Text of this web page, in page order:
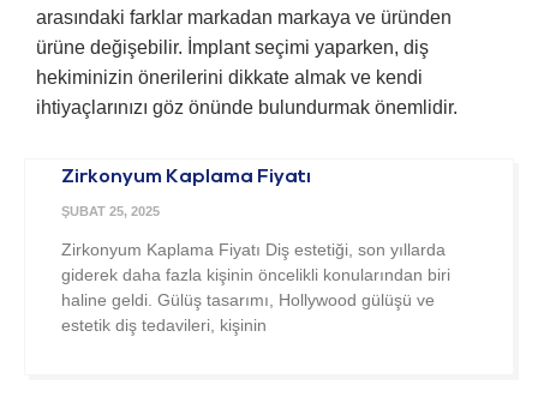
arasındaki farklar markadan markaya ve üründen
ürüne değişebilir. İmplant seçimi yaparken, diş
hekiminizin önerilerini dikkate almak ve kendi
ihtiyaçlarınızı göz önünde bulundurmak önemlidir.
Zirkonyum Kaplama Fiyatı
ŞUBAT 25, 2025
Zirkonyum Kaplama Fiyatı Diş estetiği, son yıllarda
giderek daha fazla kişinin öncelikli konularından biri
haline geldi. Gülüş tasarımı, Hollywood gülüşü ve
estetik diş tedavileri, kişinin